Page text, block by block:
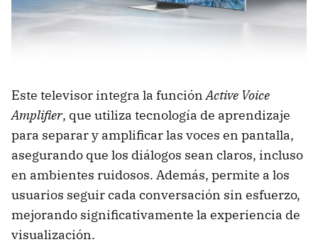
Este televisor integra la funciónActive Voice
Amplifier, que utiliza tecnología de aprendizaje
para separar y amplificar las voces en pantalla,
asegurando que los diálogos sean claros, incluso
en ambientes ruidosos. Además, permite a los
usuarios seguir cada conversación sin esfuerzo,
mejorando significativamente la experiencia de
visualización.